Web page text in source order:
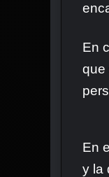
En
que
En
y la